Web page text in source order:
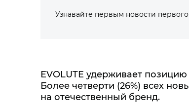
Узнавайте первым новости
EVOLUTE удерживает
Более четверти (26%) всех
на отечественный бренд.